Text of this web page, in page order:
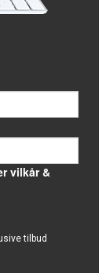
vilkår &
tilbud